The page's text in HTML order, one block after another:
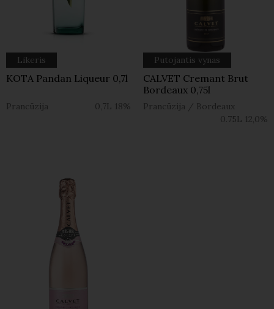
Likeris
KOTA Pandan Liqueur 0,7l
Prancūzija 0,7L 18%
Putojantis vynas
CALVET Cremant Brut
Bordeaux 0,75l
Prancūzija / Bordeaux
0.75L 12,0%